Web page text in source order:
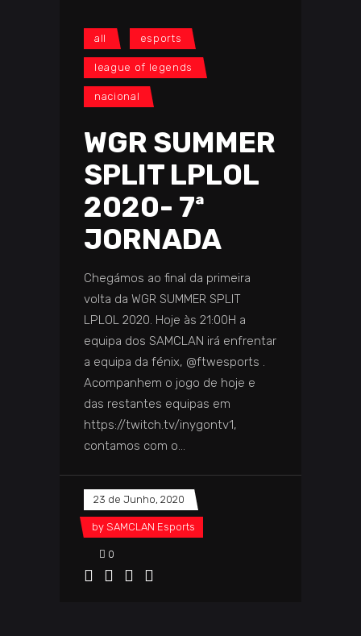
all esports
league of legends
nacional
WGR SUMMER
SPLIT LPLOL
2020- 7ª
JORNADA
Chegámos ao final da primeira
volta da WGR SUMMER SPLIT
LPLOL 2020. Hoje às 21:00H a
equipa dos SAMCLAN irá enfrentar
a equipa da fénix, @ftwesports .
Acompanhem o jogo de hoje e
das restantes equipas em
https://twitch.tv/inygontv1,
contamos com o
23 de Junho, 2020
by SAMCLAN Esports
0